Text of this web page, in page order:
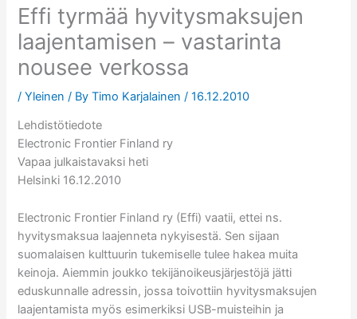
Effi tyrmää hyvitysmaksujen
laajentamisen – vastarinta
nousee verkossa
/Yleinen / ByTimo Karjalainen/16.12.2010
Lehdistötiedote
Electronic Frontier Finland ry
Vapaa julkaistavaksi heti
Helsinki 16.12.2010
Electronic Frontier Finland ry (Effi) vaatii, ettei ns.
hyvitysmaksua laajenneta nykyisestä. Sen sijaan
suomalaisen kulttuurin tukemiselle tulee hakea muita
keinoja. Aiemmin joukko tekijänoikeusjärjestöjä jätti
eduskunnalle adressin, jossa toivottiin hyvitysmaksujen
laajentamista myös esimerkiksi USB-muisteihin ja